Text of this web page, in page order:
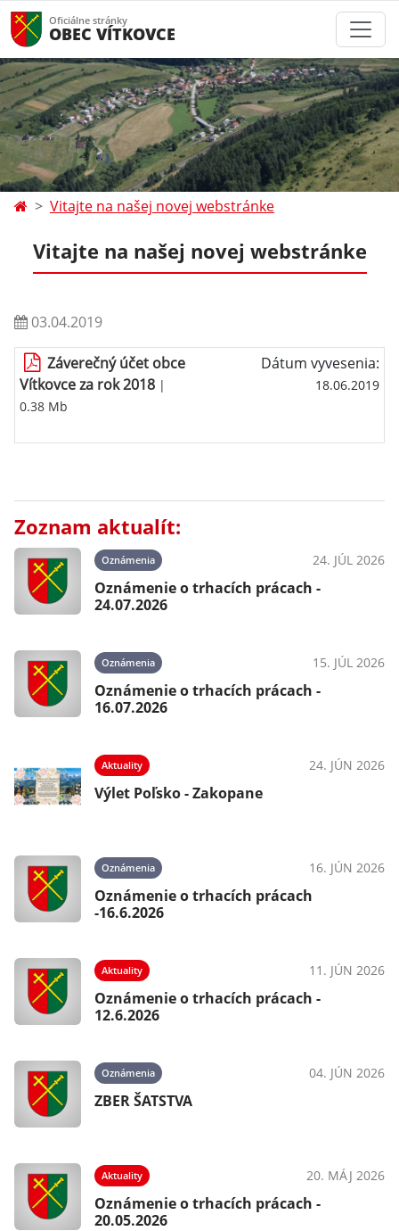
Oficiálne stránky
OBEC VÍTKOVCE
Vitajte na našej novej webstránke
Vitajte na našej novej webstránke
03.04.2019
Záverečný účet obce
Vítkovce za rok 2018 |
0.38 Mb
Dátum vyvesenia:
18.06.2019
Zoznam aktualít:
Oznámenia 24. JÚL 2026
Oznámenie o trhacích prácach -
24.07.2026
Oznámenia 15. JÚL 2026
Oznámenie o trhacích prácach -
16.07.2026
Aktuality 24. JÚN 2026
Výlet Poľsko - Zakopane
Oznámenia 16. JÚN 2026
Oznámenie o trhacích prácach
-16.6.2026
Aktuality 11. JÚN 2026
Oznámenie o trhacích prácach -
12.6.2026
Oznámenia 04. JÚN 2026
ZBER ŠATSTVA
Aktuality 20. MÁJ 2026
Oznámenie o trhacích prácach -
20.05.2026